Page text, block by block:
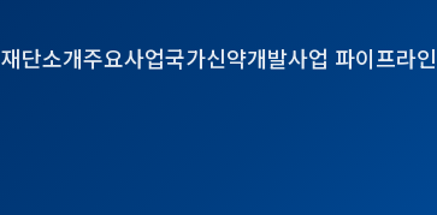
재단소개주요사업국가신약개발사업 파이프라인